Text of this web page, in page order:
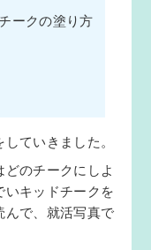
ークの塗り方
ていきました。
のチークにしよ
いキッドチークを
んで、就活写真で